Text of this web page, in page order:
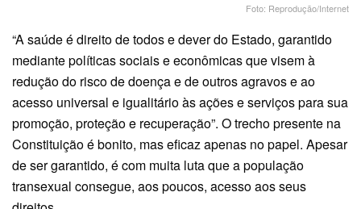
Foto: Reprodução/Internet
“A saúde é direito de todos e dever do Estado, garantido
mediante políticas sociais e econômicas que visem à
redução do risco de doença e de outros agravos e ao
acesso universal e igualitário às ações e serviços para sua
promoção, proteção e recuperação”. O trecho presente na
Constituição é bonito, mas eficaz apenas no papel. Apesar
de ser garantido, é com muita luta que a população
transexual consegue, aos poucos, acesso aos seus